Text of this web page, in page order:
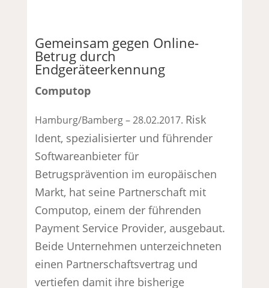
Gemeinsam gegen Online-
Betrug durch
Endgeräteerkennung
Computop
Hamburg/Bamberg – 28.02.2017. Risk
Ident, spezialisierter und führender
Softwareanbieter für
Betrugsprävention im europäischen
Markt, hat seine Partnerschaft mit
Computop, einem der führenden
Payment Service Provider, ausgebaut.
Beide Unternehmen unterzeichneten
einen Partnerschaftsvertrag und
vertiefen damit ihre bisherige